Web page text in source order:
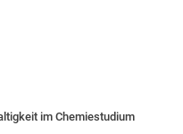
im Chemiestudium